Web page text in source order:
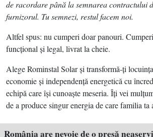
de racordare până la semnarea contractului
furnizorul. Tu semnezi, restul facem noi.
Altfel spus: nu cumperi doar panouri.
funcţional şi legal, livrat la cheie.
Alege Rominstal Solar şi transformă-ţi
economie şi independenţă energetică cu
echipă care îşi cunoaşte meseria. Îţi vei
de a produce singur energia de care familia ta
România are nevoie de o presă